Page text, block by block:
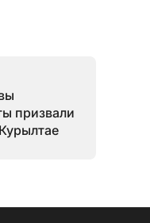
призвали